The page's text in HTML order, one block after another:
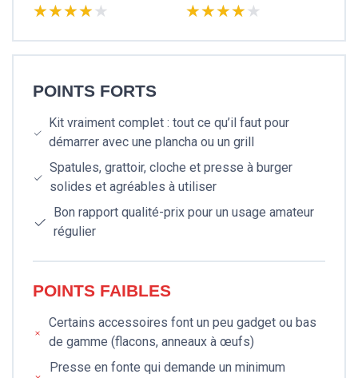
★★★★★
★★★★★ ★★★★★
★★★★★
POINTS FORTS
Kit vraiment complet : tout ce qu’il faut pour
démarrer avec une plancha ou un grill
Spatules, grattoir, cloche et presse à burger
solides et agréables à utiliser
Bon rapport qualité-prix pour un usage amateur
régulier
POINTS FAIBLES
Certains accessoires font un peu gadget ou bas
de gamme (flacons, anneaux à œufs)
Presse en fonte qui demande un minimum